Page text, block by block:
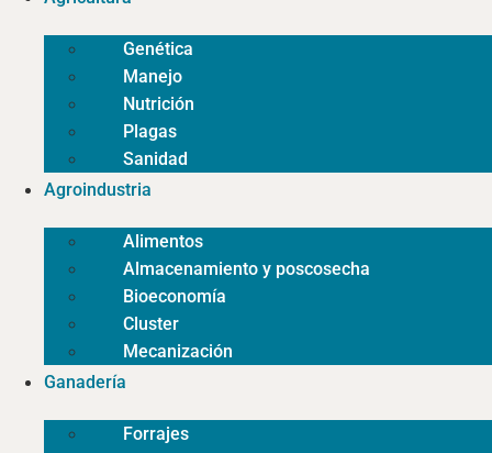
Genética
Manejo
Nutrición
Plagas
Sanidad
Agroindustria
Alimentos
Almacenamiento y poscosecha
Bioeconomía
Cluster
Mecanización
Ganadería
Forrajes